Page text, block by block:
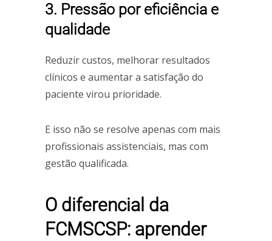
3. Pressão por eficiência e
qualidade
Reduzir custos, melhorar resultados
clínicos e aumentar a satisfação do
paciente virou prioridade.
E isso não se resolve apenas com mais
profissionais assistenciais, mas com
gestão qualificada.
O diferencial da
FCMSCSP: aprender